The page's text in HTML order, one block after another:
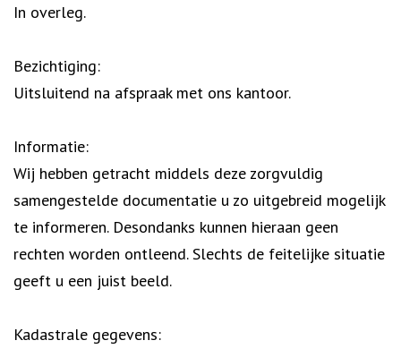
In overleg.
Bezichtiging:
Uitsluitend na afspraak met ons kantoor.
Informatie:
Wij hebben getracht middels deze zorgvuldig
samengestelde documentatie u zo uitgebreid mogelijk
te informeren. Desondanks kunnen hieraan geen
rechten worden ontleend. Slechts de feitelijke situatie
geeft u een juist beeld.
Kadastrale gegevens: